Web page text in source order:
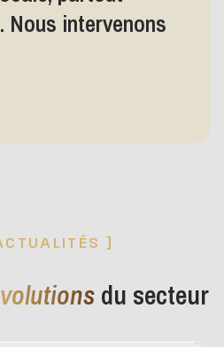
Nous intervenons
]
du secteur